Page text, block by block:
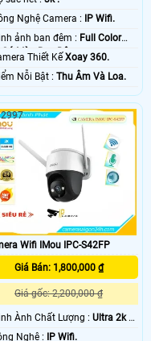
🤖️ Công Nghệ Camera :
IP Wifi.
🌈 Hình ảnh ban đêm : Full Color
Màu Ban Ðêm.
Thiết KếXoay 360.
️🔈 Điểm Nỗi Bật :Thu Âm Và Loa.
Wifi IMou IPC-S42FP
Giá Bán: 1,800,000 ₫
Giá gốc: 2,200,000 ₫
Ành Chất Lượng :Ultra 2k +
⚙ Công Nghệ : IP Wifi.